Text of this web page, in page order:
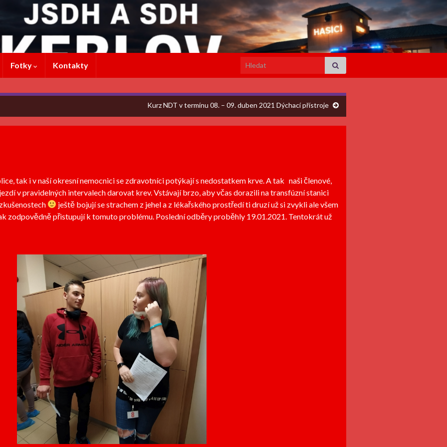
Fotky Kontakty Search for:
Kurz NDT v termínu 08. – 09. duben 2021 Dýchací přístroje
tak i v naší okresní nemocnici se zdravotníci potýkají s nedostatkem krve. A tak naši členové,
v pravidelných intervalech darovat krev. Vstávají brzo, aby včas dorazili na transfúzní stanici
ještě bojují se strachem z jehel a z lékařského prostředí ti druzí už si zvykli ale všem
zodpovědně přistupují k tomuto problému. Poslední odběry proběhly 19.01.2021. Tentokrát už